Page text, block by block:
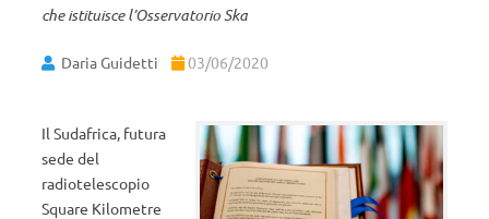
che istituisce l’Osservatorio Ska
Daria Guidetti 03/06/2020
Il Sudafrica, futura
sede del
radiotelescopio
Square Kilometre